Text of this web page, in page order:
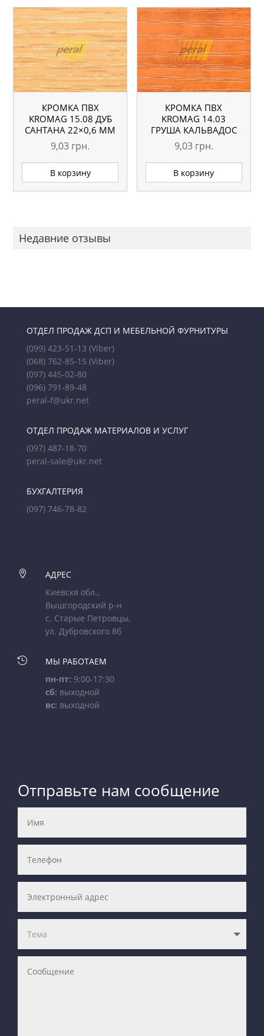
КРОМКА ПВХ
KROMAG 15.08 ДУБ
САНТАНА 22×0,6 ММ
9,03 грн.
В корзину
КРОМКА ПВХ
KROMAG 14.03
ГРУША КАЛЬВАДОС
22×0,6 ММ
9,03 грн.
В корзину
Недавние отзывы
ОТДЕЛ ПРОДАЖ ДСП И МЕБЕЛЬНОЙ ФУРНИТУРЫ
(099) 423-51-13 (Viber)
(068) 762-85-15 (Viber)
(097) 445-02-80
(096) 791-89-48
peral-f@ukr.net
ОТДЕЛ ПРОДАЖ МАТЕРИАЛОВ И УСЛУГ
(097) 487-18-70
peral-sale@ukr.net
БУХГАЛТЕРИЯ
(097) 746-78-82

АДРЕС
Киевскя обл.,
Вышгородский р-н
с. Старые Петровцы,
ул. Дубровского 8б

МЫ РАБОТАЕМ
пн-пт: 9:00-17:30
сб: выходной
вс: выходной
Отправьте нам сообщение